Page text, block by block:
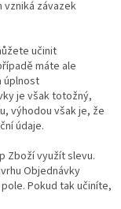
vzniká závazek
učinit
máte ale
úplnost
je však totožný,
výhodou však je, že
údaje.
Zboží využít slevu.
Objednávky
Pokud tak učiníte,